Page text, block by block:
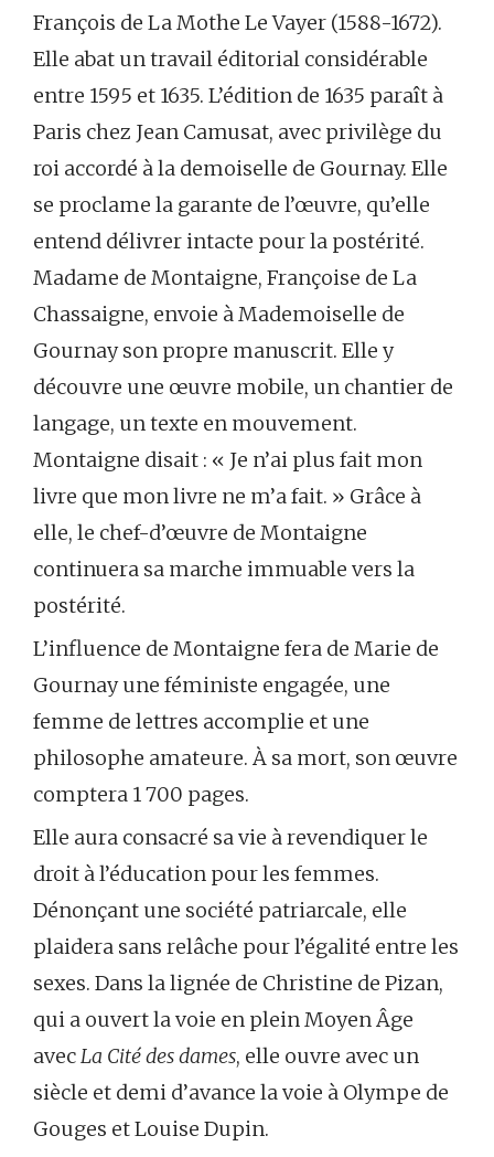
François de La Mothe Le Vayer (1588-1672).
Elle abat un travail éditorial considérable
entre 1595 et 1635. L’édition de 1635 paraît à
Paris chez Jean Camusat, avec privilège du
roi accordé à la demoiselle de Gournay. Elle
se proclame la garante de l’œuvre, qu’elle
entend délivrer intacte pour la postérité.
Madame de Montaigne, Françoise de La
Chassaigne, envoie à Mademoiselle de
Gournay son propre manuscrit. Elle y
découvre une œuvre mobile, un chantier de
langage, un texte en mouvement.
Montaigne disait : « Je n’ai plus fait mon
livre que mon livre ne m’a fait. » Grâce à
elle, le chef-d’œuvre de Montaigne
continuera sa marche immuable vers la
postérité.
L’influence de Montaigne fera de Marie de
Gournay une féministe engagée, une
femme de lettres accomplie et une
philosophe amateure. À sa mort, son œuvre
comptera 1 700 pages.
Elle aura consacré sa vie à revendiquer le
droit à l’éducation pour les femmes.
Dénonçant une société patriarcale, elle
plaidera sans relâche pour l’égalité entre les
sexes. Dans la lignée de Christine de Pizan,
qui a ouvert la voie en plein Moyen Âge
avecLa Cité des dames, elle ouvre avec un
siècle et demi d’avance la voie à Olympe de
Gouges et Louise Dupin.